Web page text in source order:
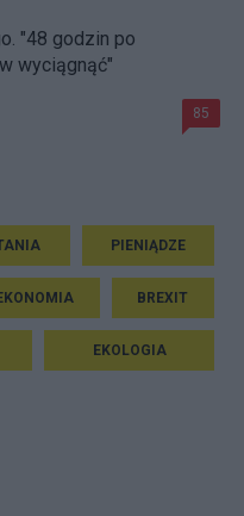
"48 godzin po
wyciągnąć"
85
PIENIĄDZE
BREXIT
EKOLOGIA